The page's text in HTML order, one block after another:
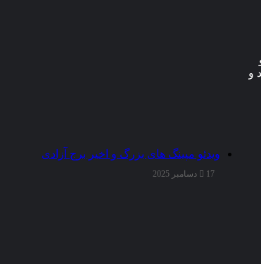
ویدئو مپینگ های بزرگ و اخیر برج آزادی
17 دسامبر 2025
و